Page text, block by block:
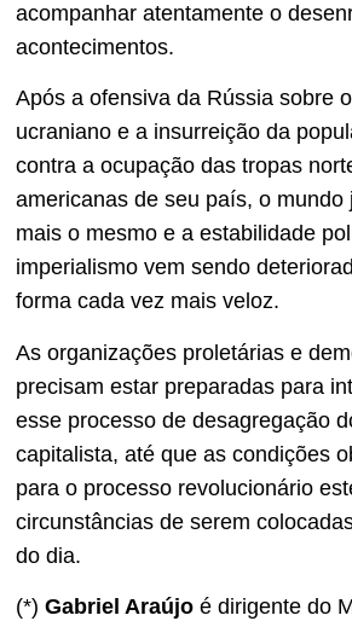
acompanhar atentamente o
acontecimentos.
Após a ofensiva da Rússia sobre
ucraniano e a insurreição da
contra a ocupação das tropas
americanas de seu país, o mundo
mais o mesmo e a estabilidade
imperialismo vem sendo
forma cada vez mais veloz.
As organizações proletárias e
precisam estar preparadas para
esse processo de desagregação
capitalista, até que as condições
para o processo revolucionário
circunstâncias de serem
do dia.
(*) Gabriel Araújo é dirigente do